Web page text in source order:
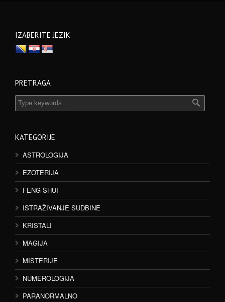
IZABERITE JEZIK
PRETRAGA
KATEGORIJE
ASTROLOGIJA
EZOTERIJA
FENG SHUI
ISTRAŽIVANJE SUDBINE
KRISTALI
MAGIJA
MISTERIJE
NUMEROLOGIJA
PARANORMALNO